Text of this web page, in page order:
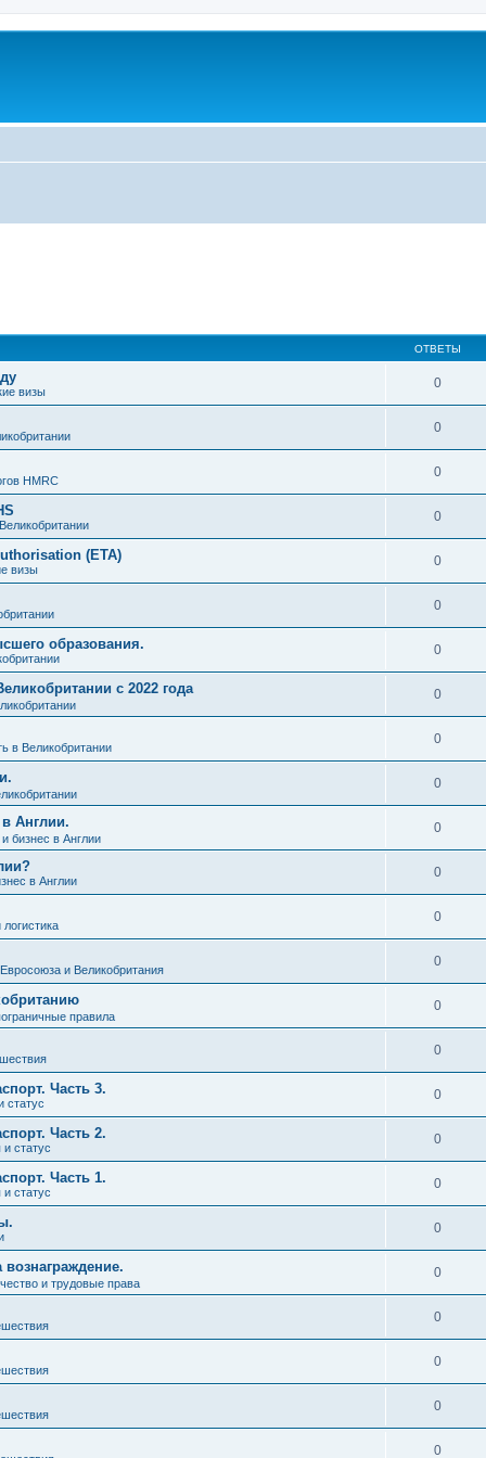
ОТВЕТЫ
визы
0
0
HMRC
0
0
(ETA)
визы
0
0
образования. 0
с 2022 года 0
в Великобритании
0
0
Англии.
бизнес в Англии
0
в Англии
0
0
и Великобритания
0
правила
0
0
Часть 3.
статус
0
Часть 2.
статус
0
Часть 1.
статус
0
0
и трудовые права
0
0
0
0
0